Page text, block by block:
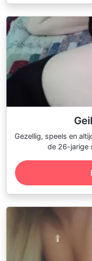
Gezellig, speels en
de 26-jarige